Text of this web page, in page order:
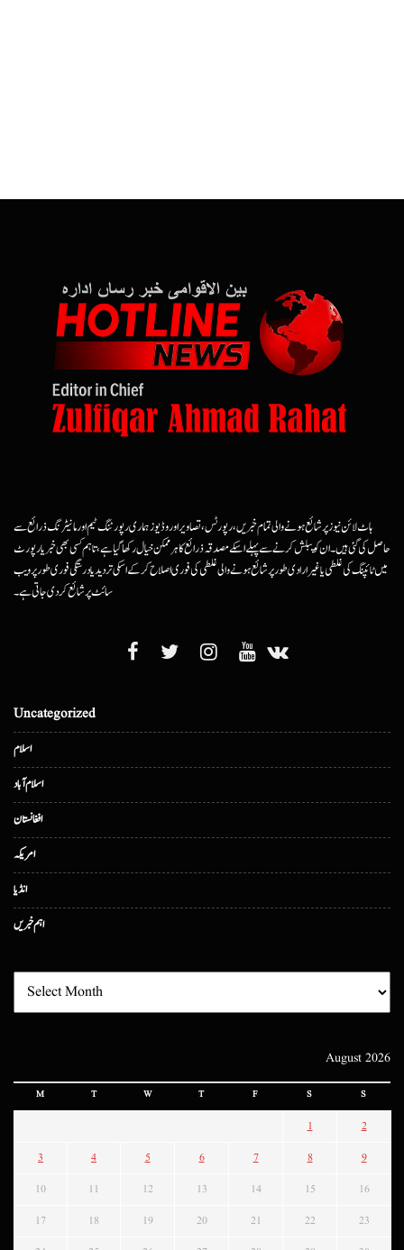
ہاٹ لائن نیوز پر شائع ہونے والی تمام خبریں، رپورٹس، تصاویر اور وڈیوز ہماری رپورٹنگ ٹیم اور مانیٹرنگ ذرائع سے
حاصل کی گئی ہیں۔ ان کو پبلش کرنے سے پہلے اسکے مصدقہ ذرائع کا ہرممکن خیال رکھا گیا ہے، تاہم کسی بھی خبر یا رپورٹ
میں ٹائپنگ کی غلطی یا غیرارادی طور پر شائع ہونے والی غلطی کی فوری اصلاح کرکے اسکی تردید یا درستگی فوری طور پر ویب
سائٹ پر شائع کردی جاتی ہے۔
Uncategorized
اسلام
اسلام آباد
افغانستان
امریکہ
انڈیا
اہم خبریں
August 2026
M T W T F S S
1 2
3 4 5 6 7 8 9
10 11 12 13 14 15 16
17 18 19 20 21 22 23